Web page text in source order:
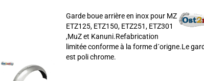
Garde boue arrière en inox pour MZ
ETZ125, ETZ150, ETZ251, ETZ301
,MuZ et Kanuni.Refabrication
limitée conforme à la forme d´origne.Le
est poli chrome.